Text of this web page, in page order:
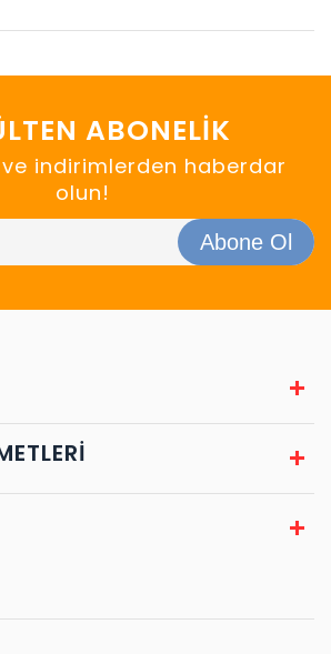
ABONELIK
indirimlerden haberdar
olun!
Abone Ol